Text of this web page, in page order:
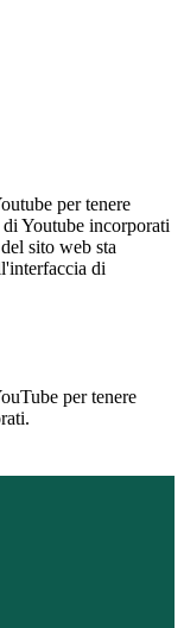
per tenere
Youtube incorporati
sito web sta
di
per tenere